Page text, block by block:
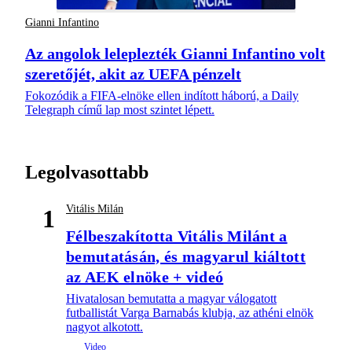
Gianni Infantino
Az angolok leleplezték Gianni Infantino volt
szeretőjét, akit az UEFA pénzelt
Fokozódik a FIFA-elnöke ellen indított háború, a Daily
Telegraph című lap most szintet lépett.
Legolvasottabb
1 Vitális Milán
Félbeszakította Vitális Milánt a
bemutatásán, és magyarul kiáltott
az AEK elnöke + videó
Hivatalosan bemutatta a magyar válogatott
futballistát Varga Barnabás klubja, az athéni elnök
nagyot alkotott.